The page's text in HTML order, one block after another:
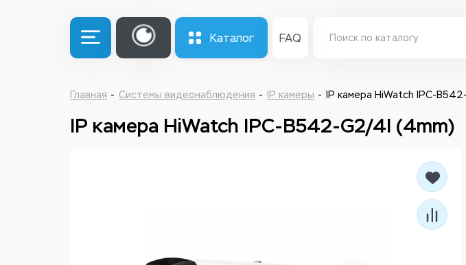
Каталог FAQ
Главная Системы видеонаблюдения IP камеры IP камера HiWatch IPC-
IP камера HiWatch IPC-B542-G2/4I (4mm)